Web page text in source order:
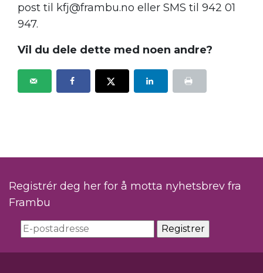
post til kfj@frambu.no eller SMS til 942 01
947.
Vil du dele dette med noen andre?
Registrér deg her for å motta nyhetsbrev fra
Frambu